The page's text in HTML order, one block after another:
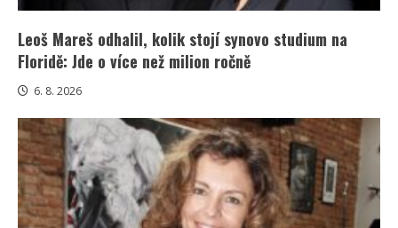
Leoš Mareš odhalil, kolik stojí synovo studium na
Floridě: Jde o více než milion ročně
6. 8. 2026